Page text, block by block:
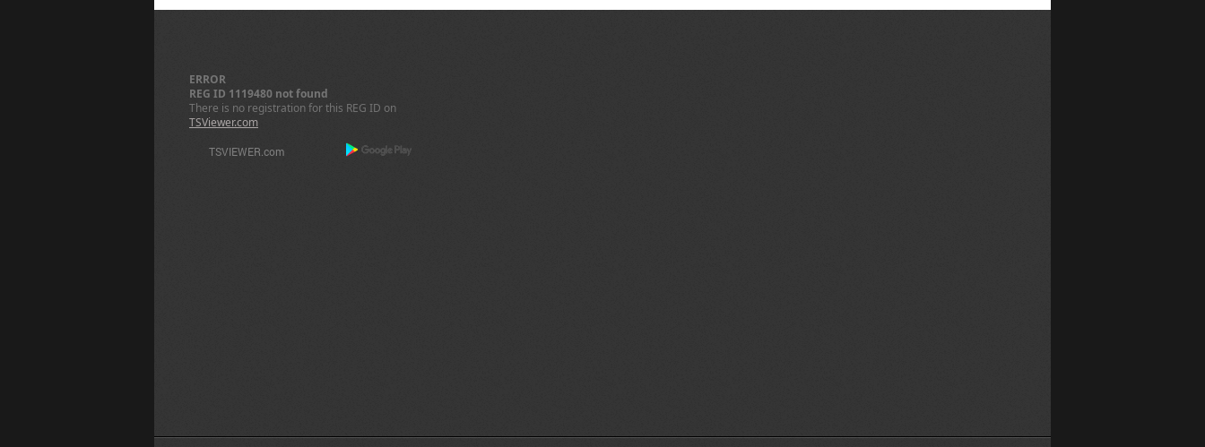
ERROR
REG ID 1119480 not found
There is no registration for this REG ID on
TSViewer.com